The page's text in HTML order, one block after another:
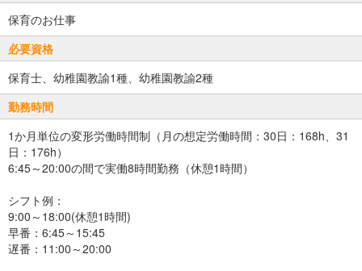
保育のお仕事
必要資格
保育士、幼稚園教諭1種、幼稚園教諭2種
勤務時間
1か月単位の変形労働時間制（月の想定労働時間：30日：168h、31
日：176h）
6:45～20:00の間で実働8時間勤務（休憩1時間）
シフト例：
9:00～18:00(休憩1時間)
早番：6:45～15:45
遅番：11:00～20:00